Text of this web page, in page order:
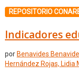
REPOSITORIO
Indicadores
por Benavides
Hernández Rojas, Lidia